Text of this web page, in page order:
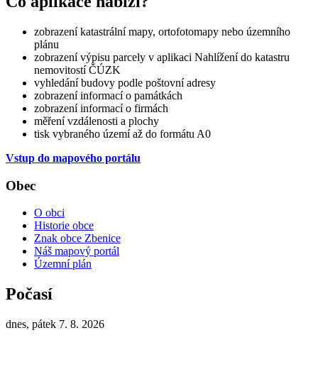
zobrazení katastrální mapy, ortofotomapy nebo územního
plánu
zobrazení výpisu parcely v aplikaci Nahlížení do katastru
nemovitostí ČÚZK
vyhledání budovy podle poštovní adresy
zobrazení informací o památkách
zobrazení informací o firmách
měření vzdálenosti a plochy
tisk vybraného území až do formátu A0
Vstup do mapového portálu
Obec
O obci
Historie obce
Znak obce Zbenice
Náš mapový portál
Územní plán
Počasí
dnes, pátek 7. 8. 2026